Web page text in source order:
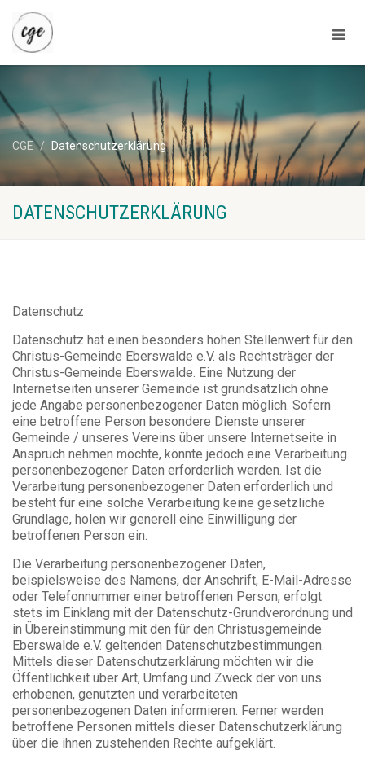
CGE Datenschutzerklärung
DATENSCHUTZERKLÄRUNG
Datenschutz
Datenschutz hat einen besonders hohen Stellenwert für den
Christus-Gemeinde Eberswalde e.V. als Rechtsträger der
Christus-Gemeinde Eberswalde. Eine Nutzung der
Internetseiten unserer Gemeinde ist grundsätzlich ohne
jede Angabe personenbezogener Daten möglich. Sofern
eine betroffene Person besondere Dienste unserer
Gemeinde / unseres Vereins über unsere Internetseite in
Anspruch nehmen möchte, könnte jedoch eine Verarbeitung
personenbezogener Daten erforderlich werden. Ist die
Verarbeitung personenbezogener Daten erforderlich und
besteht für eine solche Verarbeitung keine gesetzliche
Grundlage, holen wir generell eine Einwilligung der
betroffenen Person ein.
Die Verarbeitung personenbezogener Daten,
beispielsweise des Namens, der Anschrift, E-Mail-Adresse
oder Telefonnummer einer betroffenen Person, erfolgt
stets im Einklang mit der Datenschutz-Grundverordnung und
in Übereinstimmung mit den für den Christusgemeinde
Eberswalde e.V. geltenden Datenschutzbestimmungen.
Mittels dieser Datenschutzerklärung möchten wir die
Öffentlichkeit über Art, Umfang und Zweck der von uns
erhobenen, genutzten und verarbeiteten
personenbezogenen Daten informieren. Ferner werden
betroffene Personen mittels dieser Datenschutzerklärung
über die ihnen zustehenden Rechte aufgeklärt.